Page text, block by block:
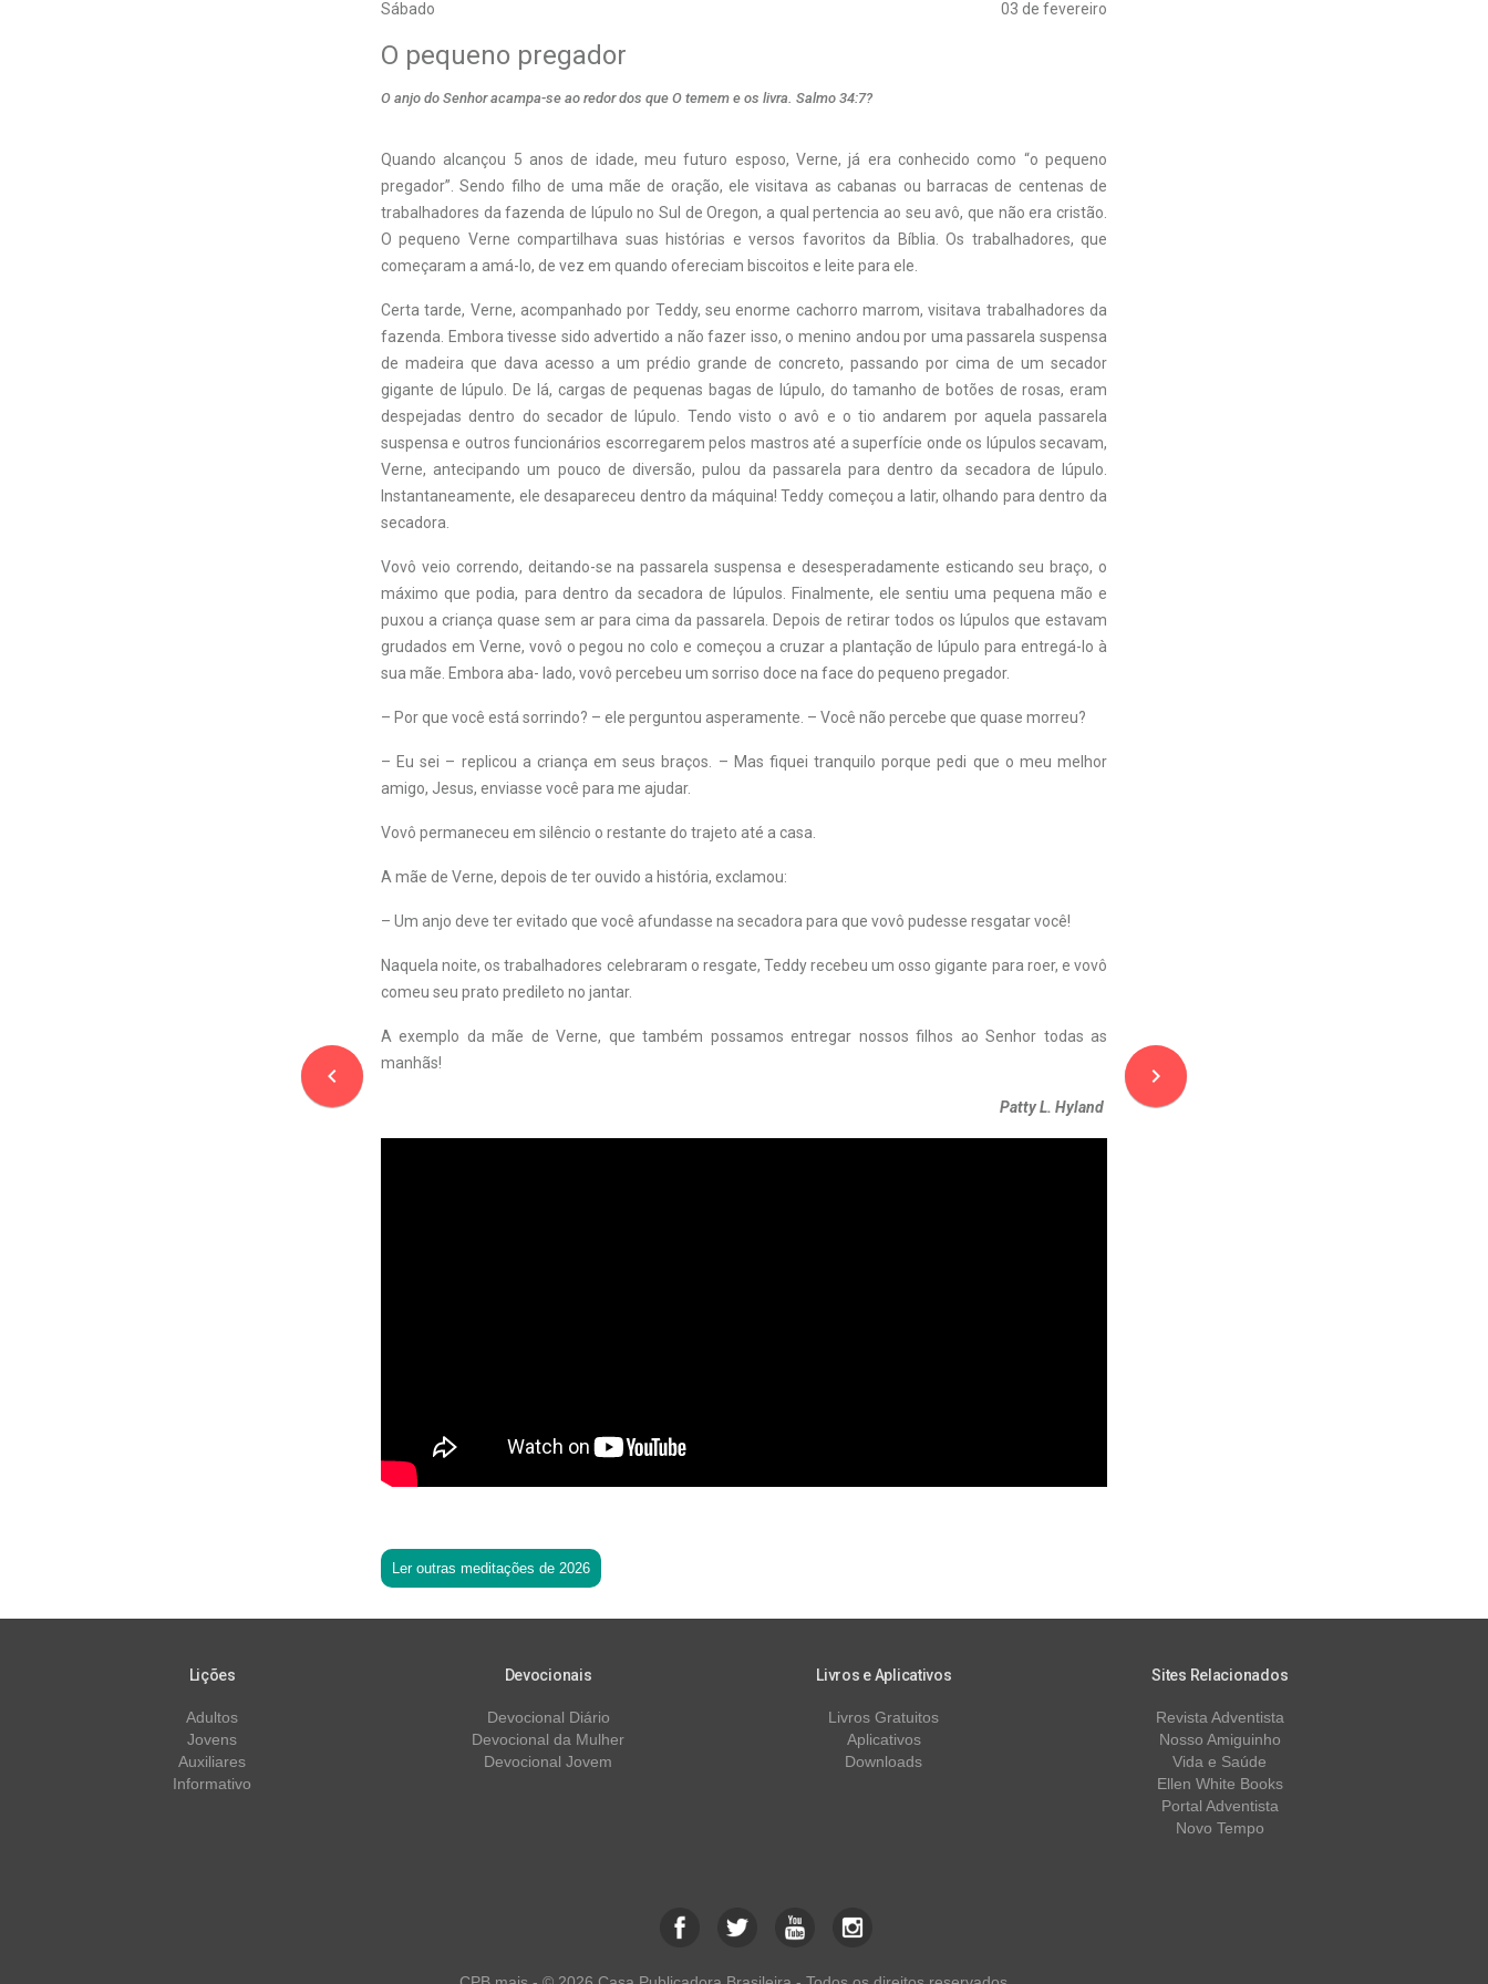
Sábado 03 de fevereiro
navigate_before
O pequeno pregador
O anjo do Senhor acampa-se ao redor dos que O temem e os livra. Salmo 34:7?
Quando alcançou 5 anos de idade, meu futuro esposo, Verne, já era conhecido como “o pequeno
pregador”. Sendo filho de uma mãe de oração, ele visitava as cabanas ou barracas de centenas de
trabalhadores da fazenda de lúpulo no Sul de Oregon, a qual pertencia ao seu avô, que não era cristão.
O pequeno Verne compartilhava suas histórias e versos favoritos da Bíblia. Os trabalhadores, que
começaram a amá-lo, de vez em quando ofereciam biscoitos e leite para ele.
Certa tarde, Verne, acompanhado por Teddy, seu enorme cachorro marrom, visitava trabalhadores da
fazenda. Embora tivesse sido advertido a não fazer isso, o menino andou por uma passarela suspensa
de madeira que dava acesso a um prédio grande de concreto, passando por cima de um secador
gigante de lúpulo. De lá, cargas de pequenas bagas de lúpulo, do tamanho de botões de rosas, eram
despejadas dentro do secador de lúpulo. Tendo visto o avô e o tio andarem por aquela passarela
suspensa e outros funcionários escorregarem pelos mastros até a superfície onde os lúpulos secavam,
Verne, antecipando um pouco de diversão, pulou da passarela para dentro da secadora de lúpulo.
Instantaneamente, ele desapareceu dentro da máquina! Teddy começou a latir, olhando para dentro da
secadora.
Vovô veio correndo, deitando-se na passarela suspensa e desesperadamente esticando seu braço, o
máximo que podia, para dentro da secadora de lúpulos. Finalmente, ele sentiu uma pequena mão e
puxou a criança quase sem ar para cima da passarela. Depois de retirar todos os lúpulos que estavam
grudados em Verne, vovô o pegou no colo e começou a cruzar a plantação de lúpulo para entregá-lo à
sua mãe. Embora aba- lado, vovô percebeu um sorriso doce na face do pequeno pregador.
– Por que você está sorrindo? – ele perguntou asperamente. – Você não percebe que quase morreu?
– Eu sei – replicou a criança em seus braços. – Mas fiquei tranquilo porque pedi que o meu melhor
amigo, Jesus, enviasse você para me ajudar.
Vovô permaneceu em silêncio o restante do trajeto até a casa.
A mãe de Verne, depois de ter ouvido a história, exclamou:
– Um anjo deve ter evitado que você afundasse na secadora para que vovô pudesse resgatar você!
Naquela noite, os trabalhadores celebraram o resgate, Teddy recebeu um osso gigante para roer, e vovô
comeu seu prato predileto no jantar.
A exemplo da mãe de Verne, que também possamos entregar nossos filhos ao Senhor todas as
manhãs!
Patty L. Hyland
Ler outras meditações de 2026
navigate_next
Lições
Adultos
Jovens
Auxiliares
Informativo
Devocionais
Devocional Diário
Devocional da Mulher
Devocional Jovem
Livros e Aplicativos
Livros Gratuitos
Aplicativos
Downloads
Sites Relacionados
Revista Adventista
Nosso Amiguinho
Vida e Saúde
Ellen White Books
Portal Adventista
Novo Tempo